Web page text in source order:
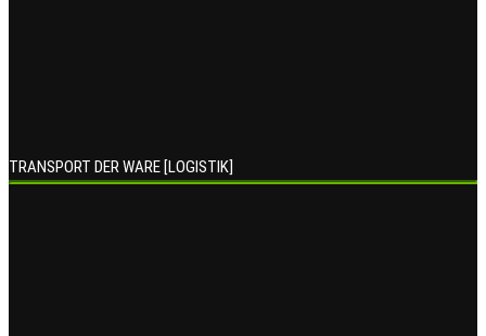
TRANSPORT DER WARE [LOGISTIK]